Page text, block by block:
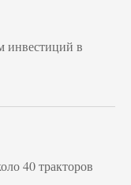
инвестиций в
40 тракторов